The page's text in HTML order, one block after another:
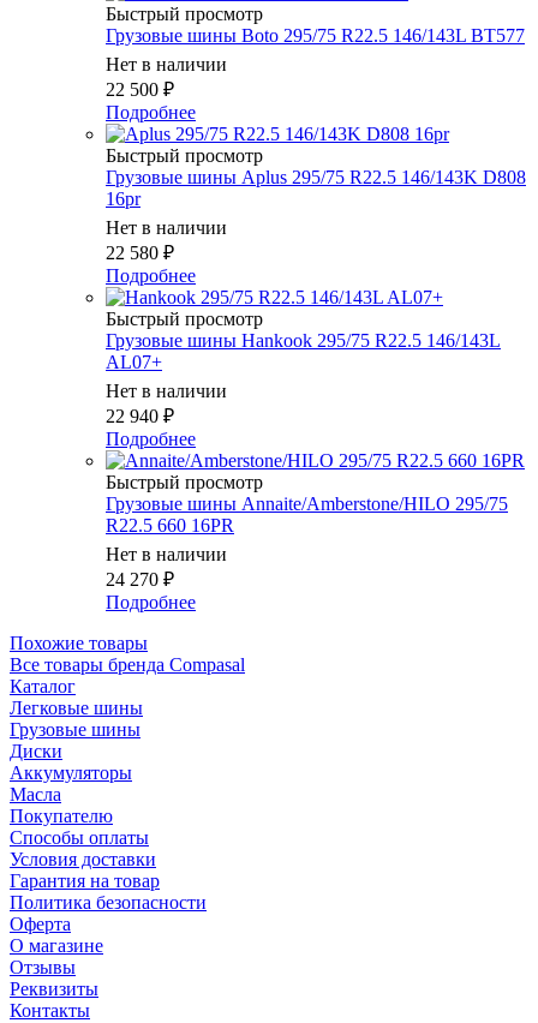
Быстрый просмотр
Грузовые шины Boto 295/75 R22.5 146/143L BT577
Нет в наличии
22 500 ₽
Подробнее
Быстрый просмотр
Грузовые шины Aplus 295/75 R22.5 146/143K D808
16pr
Нет в наличии
22 580 ₽
Подробнее
Быстрый просмотр
Грузовые шины Hankook 295/75 R22.5 146/143L
AL07+
Нет в наличии
22 940 ₽
Подробнее
Быстрый просмотр
Грузовые шины Annaite/Amberstone/HILO 295/75
R22.5 660 16PR
Нет в наличии
24 270 ₽
Подробнее
Похожие товары
Все товары бренда Compasal
Каталог
Легковые шины
Грузовые шины
Диски
Аккумуляторы
Масла
Покупателю
Способы оплаты
Условия доставки
Гарантия на товар
Политика безопасности
Оферта
О магазине
Отзывы
Реквизиты
Контакты